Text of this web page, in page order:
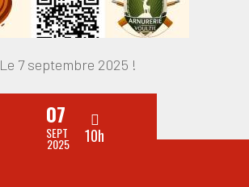
Le 7 septembre 2025 !
07
SEPT
2025 10h